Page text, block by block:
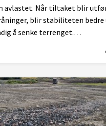
avlastet. Når tiltaket blir
blir stabiliteten bedre
å senke terrenget.
Mindre bygninger og
ikke blir forverret. I denne
du informasjon om hvordan
utfører masseutskifting